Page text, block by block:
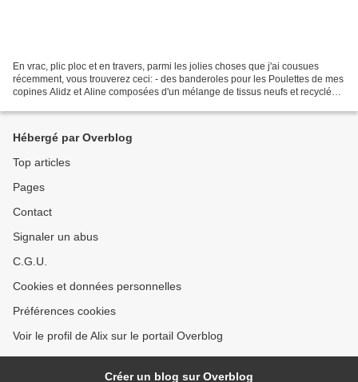
En vrac, plic ploc et en travers, parmi les jolies choses que j'ai cousues
récemment, vous trouverez ceci: - des banderoles pour les Poulettes de mes
copines Alidz et Aline composées d'un mélange de tissus neufs et recyclés -
Hébergé par Overblog
Top articles
Pages
Contact
Signaler un abus
C.G.U.
Cookies et données personnelles
Préférences cookies
Voir le profil de Alix sur le portail Overblog
Créer un blog sur Overblog